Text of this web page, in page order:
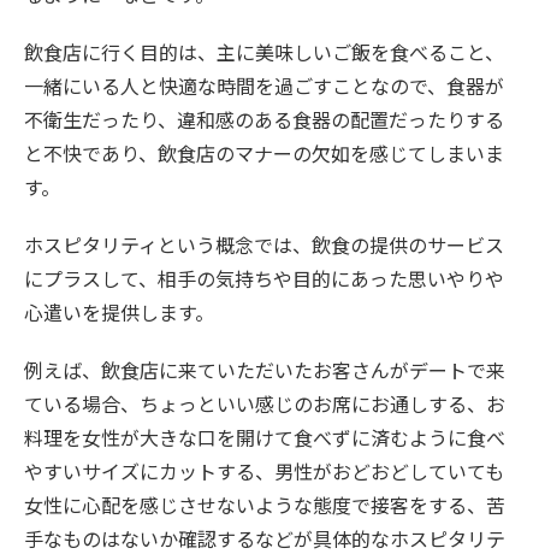
飲食店に行く目的は、主に美味しいご飯を食べること、
一緒にいる人と快適な時間を過ごすことなので、食器が
不衛生だったり、違和感のある食器の配置だったりする
と不快であり、飲食店のマナーの欠如を感じてしまいま
す。
ホスピタリティという概念では、飲食の提供のサービス
にプラスして、相手の気持ちや目的にあった思いやりや
心遣いを提供します。
例えば、飲食店に来ていただいたお客さんがデートで来
ている場合、ちょっといい感じのお席にお通しする、お
料理を女性が大きな口を開けて食べずに済むように食べ
やすいサイズにカットする、男性がおどおどしていても
女性に心配を感じさせないような態度で接客をする、苦
手なものはないか確認するなどが具体的なホスピタリテ